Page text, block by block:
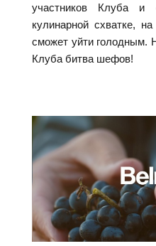
участников Клуба и
кулинарной схватке,
сможет уйти голодным.
Клуба битва шефов!